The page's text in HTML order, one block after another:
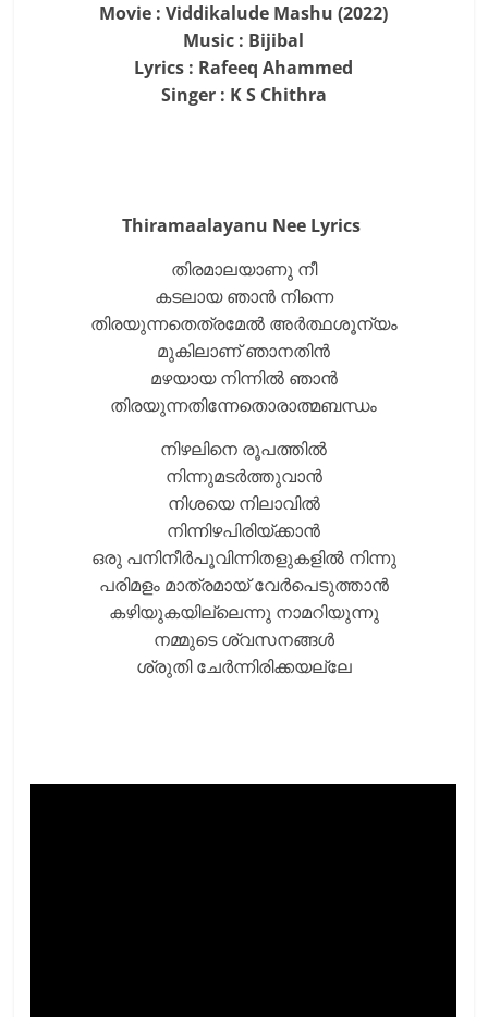
Movie : Viddikalude Mashu (2022)
Music : Bijibal
Lyrics : Rafeeq Ahammed
Singer : K S Chithra
Thiramaalayanu Nee Lyrics
തിരമാലയാണു നീ
കടലായ ഞാന്‍ നിന്നെ
തിരയുന്നതെത്രമേല്‍ അര്‍ത്ഥശൂന്യം
മുകിലാണ് ഞാനതിന്‍
മഴയായ നിന്നില്‍ ഞാന്‍
തിരയുന്നതിന്നേതൊരാത്മബന്ധം
നിഴലിനെ രൂപത്തില്‍
നിന്നുമടര്‍ത്തുവാന്‍
നിശയെ നിലാവില്‍
നിന്നിഴപിരിയ്ക്കാന്‍
ഒരു പനിനീര്‍പൂവിന്നിതളുകളില്‍ നിന്നു
പരിമളം മാത്രമായ് വേര്‍പെടുത്താന്‍
കഴിയുകയില്ലെന്നു നാമറിയുന്നു
നമ്മുടെ ശ്വസനങ്ങള്‍
ശ്രുതി ചേര്‍ന്നിരിക്കയല്ലേ